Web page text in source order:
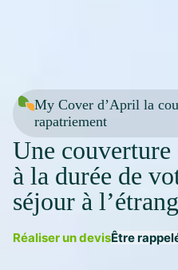
My Cover d’April la
rapatriement
Une couverture
à la durée de
séjour à
Réaliser un devisÊtre